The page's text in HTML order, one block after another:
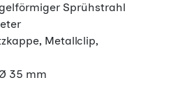
Sprühstrahl
Metallclip,
35 mm